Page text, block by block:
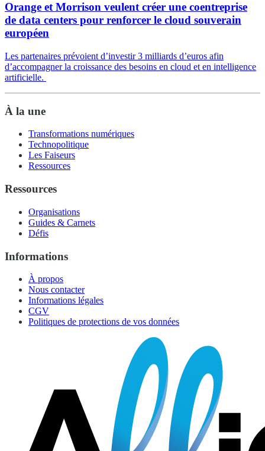
Orange et Morrison veulent créer une coentreprise
de data centers pour renforcer le cloud souverain
européen
Les partenaires prévoient d’investir 3 milliards d’euros afin
d’accompagner la croissance des besoins en cloud et en intelligence
artificielle.
À la une
Transformations numériques
Technopolitique
Les Faiseurs
Ressources
Ressources
Organisations
Guides & Carnets
Défis
Informations
À propos
Nous contacter
Informations légales
CGV
Politiques de protections de vos données